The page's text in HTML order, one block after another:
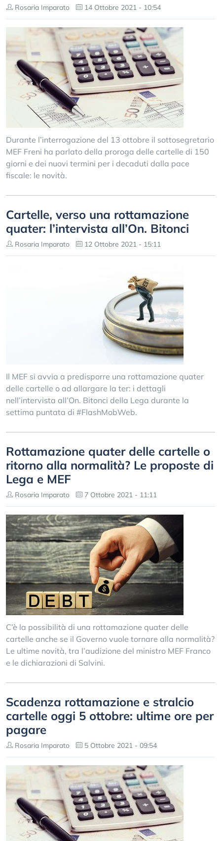
Rosaria Imparato 14 Ottobre 2021 - 10:54
Durante l’interrogazione del 13 ottobre il sottosegretario
MEF Freni ha parlato della proroga delle cartelle di 150
giorni e dei nuovi termini per i decaduti dalla pace
fiscale: le novità.
Cartelle, verso una rottamazione
quater: l’intervista all’On. Bitonci
Rosaria Imparato 12 Ottobre 2021 - 15:11
Il MEF si avvia a predisporre una rottamazione quater
delle cartelle o ad allargare la ter: i dettagli
nell’intervista all’On. Bitonci della Lega durante la
settima puntata di #FlashMobWeb.
Rottamazione quater delle cartelle o
ritorno alla normalità? Le proposte di
Lega e MEF
Rosaria Imparato 7 Ottobre 2021 - 11:11
C’è la possibilità di una rottamazione quater delle
cartelle anche se il Governo vuole tornare alla normalità?
Le ultime novità, tra l’audizione del ministro MEF Franco
e le dichiarazioni di Salvini.
Scadenza rottamazione e stralcio
cartelle oggi 5 ottobre: ultime ore per
pagare
Rosaria Imparato 5 Ottobre 2021 - 09:54